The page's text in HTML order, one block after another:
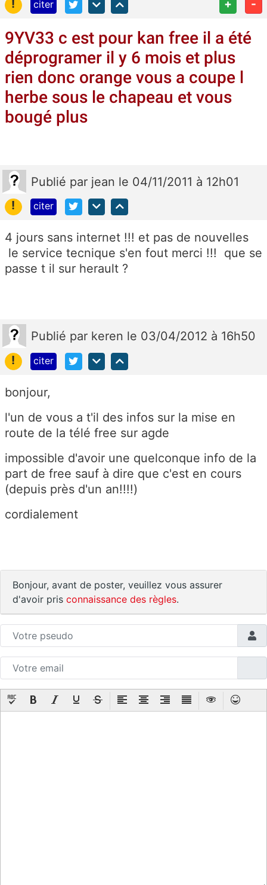
! citer + -
9YV33 c est pour kan free il a été
déprogramer il y 6 mois et plus
rien donc orange vous a coupe l
herbe sous le chapeau et vous
bougé plus
Publié par jean le 04/11/2011 à 12h01
!
citer
4 jours sans internet !!! et pas de nouvelles
le service tecnique s'en fout merci !!! que se
passe t il sur herault ?
Publié par keren le 03/04/2012 à 16h50
!
citer
bonjour,
l'un de vous a t'il des infos sur la mise en
route de la télé free sur agde
impossible d'avoir une quelconque info de la
part de free sauf à dire que c'est en cours
(depuis près d'un an!!!!)
cordialement
Bonjour, avant de poster, veuillez vous assurer
d'avoir pris connaissance des règles.